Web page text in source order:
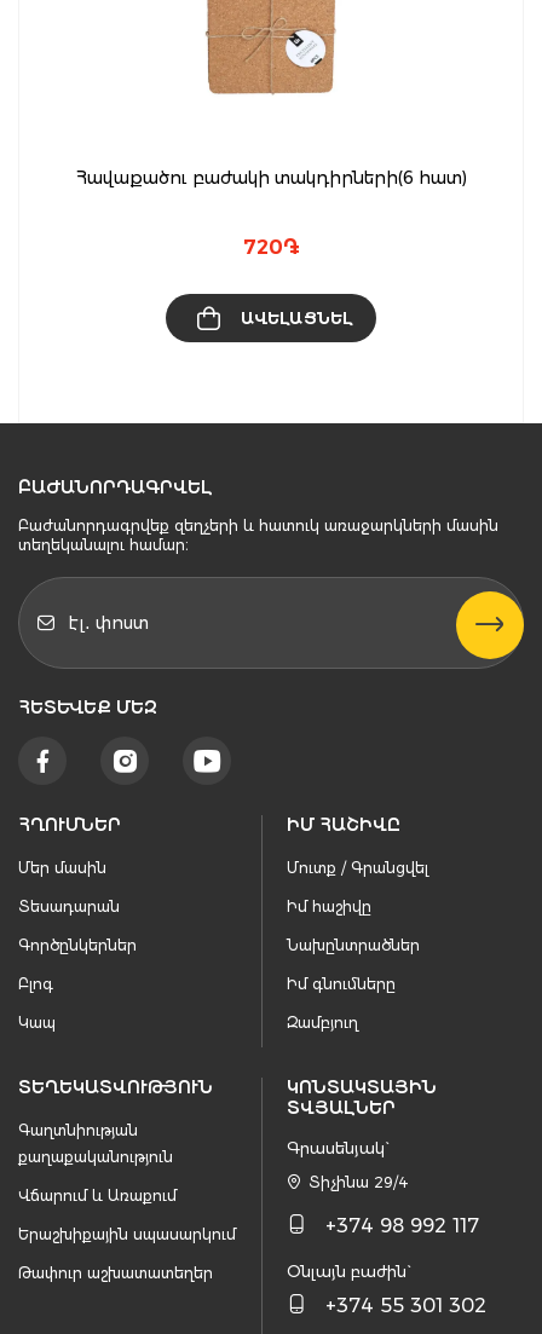
Հավաքածու բաժակի տակդիրների(6 հատ)
720֏
ԱՎԵԼԱՑՆԵԼ
ԲԱԺԱՆՈՐԴԱԳՐՎԵԼ
Բաժանորդագրվեք զեղչերի և հատուկ առաջարկների մասին
տեղեկանալու համար։
ՀԵՏԵՒԵՔ ՄԵԶ
ՀՂՈՒՄՆԵՐ
Մեր մասին
Տեսադարան
Գործընկերներ
Բլոգ
Կապ
ԻՄ ՀԱՇԻՎԸ
Մուտք / Գրանցվել
Իմ հաշիվը
Նախընտրածներ
Իմ գնումները
Զամբյուղ
ՏԵՂԵԿԱՏՎՈՒԹՅՈՒՆ
Գաղտնիության
քաղաքականություն
Վճարում և Առաքում
Երաշխիքային սպասարկում
Թափուր աշխատատեղեր
ԿՈՆՏԱԿՏԱՅԻՆ
ՏՎՅԱԼՆԵՐ
Գրասենյակ`
Տիչինա 29/4
+374 98 992 117
Օնլայն բաժին`
+374 55 301 302